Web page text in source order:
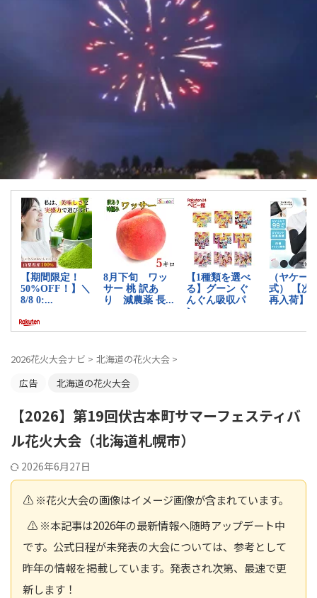
2026花火大会ナビ > 北海道の花火大会 >
広告
北海道の花火大会
【2026】第19回伏古本町サマーフェスティバ
ル花火大会（北海道札幌市）
2026年6月27日
⚠️ ※花火大会の画像はイメージ画像が含まれています。
⚠️ ※本記事は2026年の最新情報へ随時アップデート中
です。公式日程が未発表の大会については、参考として
昨年の情報を掲載しています。発表され次第、最速で更
新します！